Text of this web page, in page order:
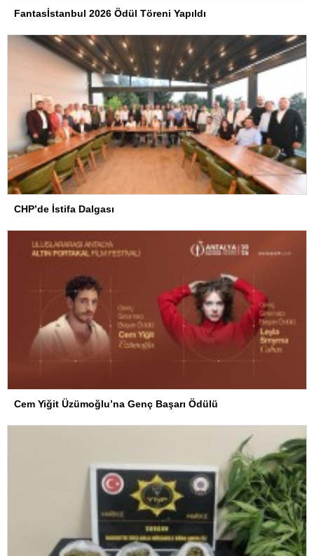
Fantasİstanbul 2026 Ödül Töreni Yapıldı
CHP’de İstifa Dalgası
Cem Yiğit Üzümoğlu’na Genç Başarı Ödülü